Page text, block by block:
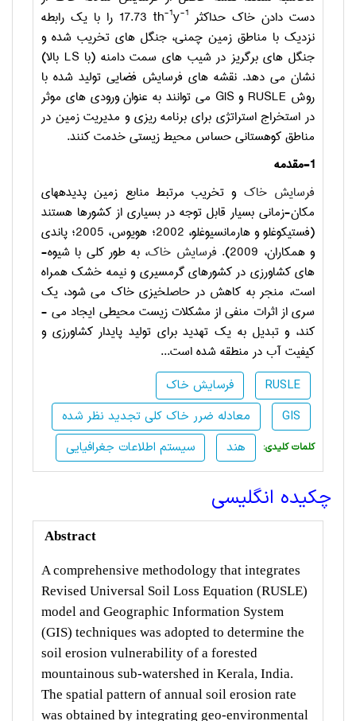
دست دادن خاک حداکثر
th-1y-1
17.73 را با یک رابطه
نزدیک با مناطق زمین چمنی، جنگل­ های تخریب شده و
جنگل ­های برگریز در شیب ­های سمت دامنه (با LS بالا)
نشان می­ دهد. نقشه های فرسایش فضایی تولید شده با
روش RUSLE و GIS می ­توانند به عنوان ورودی­ های موثر
در استخراج استراتژی برای برنامه ­ریزی و مدیریت زمین در
مناطق کوهستانی حساس محیط زیستی خدمت کنند.
1-مقدمه
فرسایش خاک و تخریب مرتبط منابع زمین پدیده­های
مکان-زمانی بسیار قابل توجه در بسیاری از کشورها هستند
(فستیکوغلو و هارمانسیوغلو، 2002؛ هویوس، 2005؛ پاندی
و همکاران، 2009).
فرسایش خاک، به طور کلی با شیوه­
های کشاورزی در کشورهای گرمسیری و نیمه خشک همراه
است، منجر به کاهش در حاصلخیزی خاک می ­شود، یک
سری از اثرات منفی از مشکلات زیست محیطی ایجاد می ­
کند، و تبدیل به یک تهدید برای تولید پایدار کشاورزی و
کیفیت آب در منطقه شده است...
فرسایش خاک
RUSLE
معادله ضرر خاک کلی تجدید نظر شده
GIS
سیستم اطلاعات جغرافیایی
هند :کلمات کلیدی
چکیده انگلیسی
Abstract
A comprehensive methodology that integrates
Revised Universal Soil Loss Equation (RUSLE)
model and Geographic Information System
(GIS) techniques was adopted to determine the
soil erosion vulnerability of a forested
mountainous sub-watershed in Kerala, India.
The spatial pattern of annual soil erosion rate
was obtained by integrating geo-environmental